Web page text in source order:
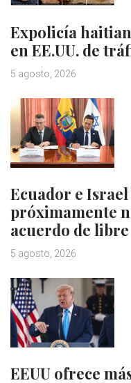
Expolicía
en EE.UU. de
5 agosto, 2026
Ecuador e
próximamente
acuerdo de
5 agosto, 2026
EEUU ofrece